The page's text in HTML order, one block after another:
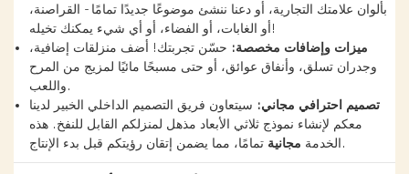
بألوان علامتك التجارية، أو دعنا ننشئ موضوعًا جديدًا تمامًا - القراصنة،
أو الغابات، أو الفضاء، أو أي شيء يمكنك تخيله!
ميزات وإضافات مخصصة: حسّن تجربتك! أضف منزلقات إضافية،
وجدران تسلق، وأنفاق عوائق، أو حتى مسبحًا مائيًا لمزيج من المرح
واللعب.
تصميم احترافي مجاني: سيتعاون فريق التصميم الداخلي الخبير لدينا
معكم لإنشاء نموذج ثلاثي الأبعاد مذهل لمنزلكم القابل للنفخ. هذه
الخدمة مجانية تمامًا، مما يضمن إتقان رؤيتكم قبل بدء الإنتاج.